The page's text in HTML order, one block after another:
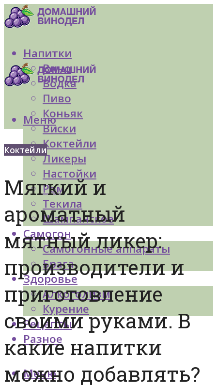
Напитки
Вино
Водка
Пиво
Коньяк
Виски
Коктейли
Ликеры
Настойки
Ром
Текила
Шампанское
Самогон
Самогонные аппараты
Брага
Здоровье
Алкоголизм
Курение
Рецепты
Разное
Меню
Меню
Коктейли
Мягкий и
ароматный
мятный ликер:
производители и
приготовление
своими руками. В
какие напитки
можно добавлять?